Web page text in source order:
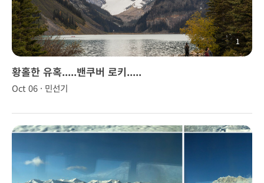
1
황홀한 유혹.....밴쿠버 로키.....
Oct 06 · 민선기